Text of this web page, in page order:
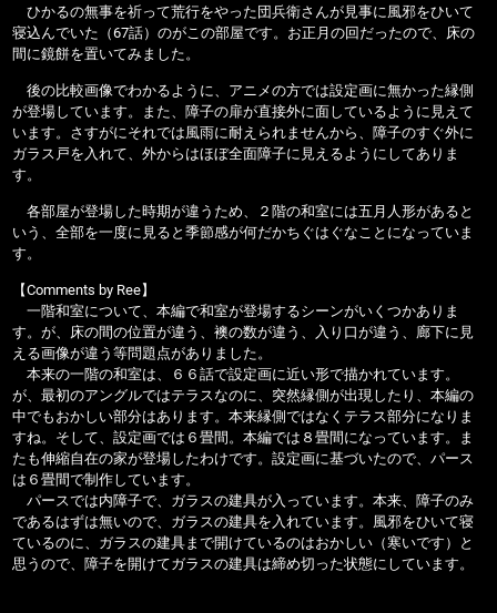
ひかるの無事を祈って荒行をやった団兵衛さんが見事に風邪をひいて
寝込んでいた（67話）のがこの部屋です。お正月の回だったので、床の
間に鏡餅を置いてみました。
後の比較画像でわかるように、アニメの方では設定画に無かった縁側
が登場しています。また、障子の扉が直接外に面しているように見えて
います。さすがにそれでは風雨に耐えられませんから、障子のすぐ外に
ガラス戸を入れて、外からはほぼ全面障子に見えるようにしてありま
す。
各部屋が登場した時期が違うため、２階の和室には五月人形があると
いう、全部を一度に見ると季節感が何だかちぐはぐなことになっていま
す。
【Comments by Ree】
一階和室について、本編で和室が登場するシーンがいくつかありま
す。が、床の間の位置が違う、襖の数が違う、入り口が違う、廊下に見
える画像が違う等問題点がありました。
本来の一階の和室は、６６話で設定画に近い形で描かれています。
が、最初のアングルではテラスなのに、突然縁側が出現したり、本編の
中でもおかしい部分はあります。本来縁側ではなくテラス部分になりま
すね。そして、設定画では６畳間。本編では８畳間になっています。ま
たも伸縮自在の家が登場したわけです。設定画に基づいたので、パース
は６畳間で制作しています。
パースでは内障子で、ガラスの建具が入っています。本来、障子のみ
であるはずは無いので、ガラスの建具を入れています。風邪をひいて寝
ているのに、ガラスの建具まで開けているのはおかしい（寒いです）と
思うので、障子を開けてガラスの建具は締め切った状態にしています。